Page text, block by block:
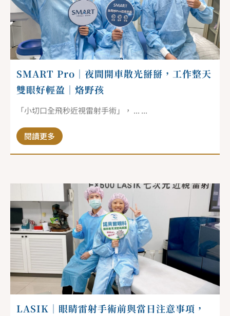
SMART Pro｜夜間開車散光掰掰，工作整天
雙眼好輕盈｜烙野孩
「小切口全飛秒近視雷射手術」， ... ...
閱讀更多
LASIK｜眼睛雷射手術前與當日注意事項，